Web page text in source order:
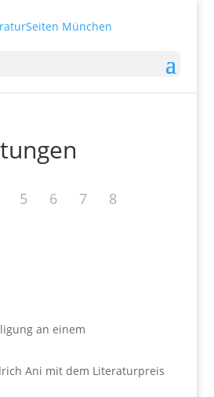
5 6 7
8
an einem
Ani mit dem Literaturpreis